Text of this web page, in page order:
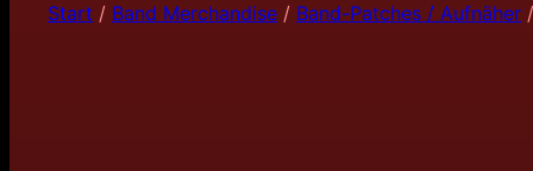
Start / Band Merchandise / Band-Patches / Aufnäher